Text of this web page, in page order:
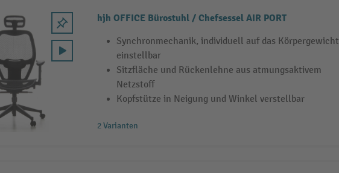
hjh OFFICE Bürostuhl / Chefsessel AIR PORT
Synchronmechanik, individuell auf das Körpergewicht
einstellbar
Sitzfläche und Rückenlehne aus atmungsaktivem
Netzstoff
Kopfstütze in Neigung und Winkel verstellbar
2 Varianten